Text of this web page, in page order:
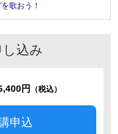
歌おう！
し込み
円 （税込）
申込